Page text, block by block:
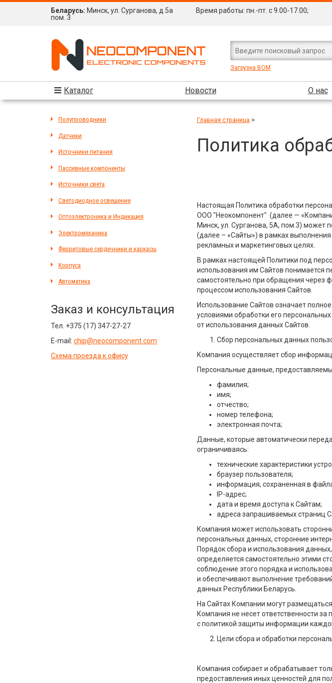
Беларусь: Минск, ул. Сурганова, д.5а
пом. 3
Время работы: пн.-пт. с 9.00-17.00;
Загрузка BOM
Каталог Новости О нас
Полупроводники
Датчики
Источники питания
Пассивные компоненты
Источники света
Светодиодное освещение
Оптоэлектроника и Индикация
Электромеханика
Ферритовые сердечники и каркасы
Корпуса
Автоматика
Заказ и консультация
Тел. +375 (17) 347-27-27
E-mail: chip@neocomponent.com
Схема проезда к офису
Главная страница>
Политика
Настоящая Политика обработки
ООО "Неокомпонент" (далее —
Минск, ул. Сурганова, 5А, пом.3) может
(далее – «Сайты») в рамках
рекламных и маркетинговых целях.
В рамках настоящей Политики под
использования им Сайтов понимается
самостоятельно при обращения через
процессом использования Сайтов.
Использование Сайтов означает
условиями обработки его
от использования данных Сайтов.
Сбор персональных данных
Компания осуществляет сбор
Персональные данные,
фамилия;
имя;
отчество;
номер телефона;
электронная почта;
Данные, которые автоматически
ограничиваясь:
технические характеристики
браузер пользователя;
информация, сохраненная в
IP-адрес;
дата и время доступа к Сайтам;
адреса запрашиваемых страниц
Компания может использовать
персональных данных, сторонние
Порядок сбора и использования
определяется самостоятельно этими
соблюдение этого порядка и
и обеспечивают выполнение
данных Республики Беларусь.
На Сайтах Компании могут
Компания не несет ответственности
с политикой защиты информации
Цели сбора и обработки
Компания собирает и обрабатывает
предоставления иных ценностей для